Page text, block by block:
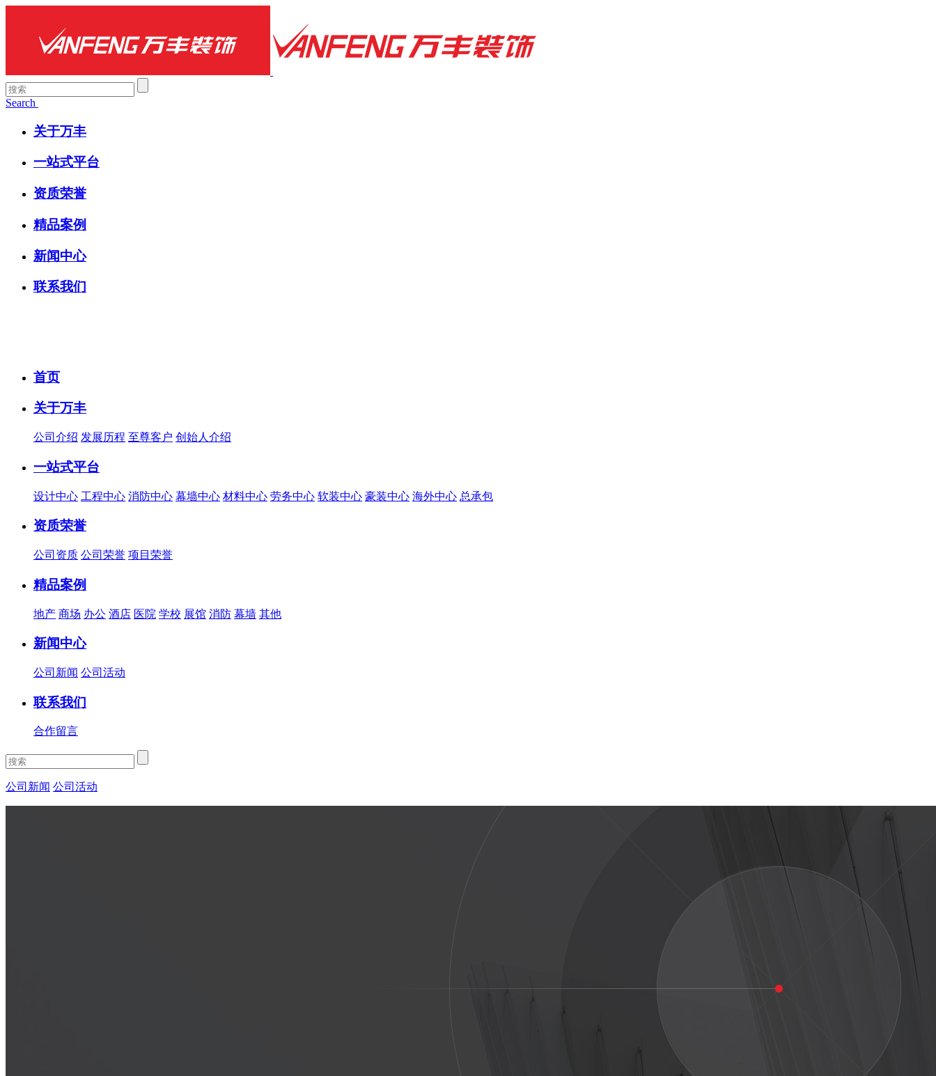
Search
关于万丰
一站式平台
资质荣誉
精品案例
新闻中心
联系我们
首页
关于万丰
公司介绍 发展历程 至尊客户 创始人介绍
一站式平台
设计中心 工程中心 消防中心 幕墙中心 材料中心 劳务中心 软装中心 豪装中心 海外中心 总承包
资质荣誉
公司资质 公司荣誉 项目荣誉
精品案例
地产 商场 办公 酒店 医院 学校 展馆 消防 幕墙 其他
新闻中心
公司新闻 公司活动
联系我们
合作留言
公司新闻 公司活动